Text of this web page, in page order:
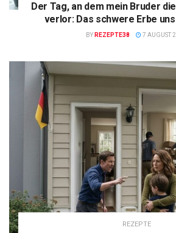
Der Tag, an dem mein Bruder
verlor: Das schwere Erbe
BY REZEPTE38 7 AUGUST
REZEPTE